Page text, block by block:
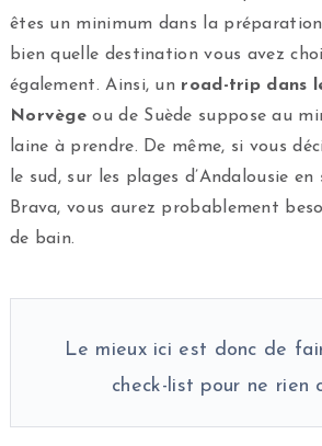
êtes un minimum dans la
bien quelle destination vous avez
également. Ainsi, un road-trip dans
Norvège ou de Suède suppose au
laine à prendre. De même, si vous
le sud, sur les plages d’Andalousie
Brava, vous aurez probablement
de bain.
Le mieux ici est donc de
check-list pour ne rien